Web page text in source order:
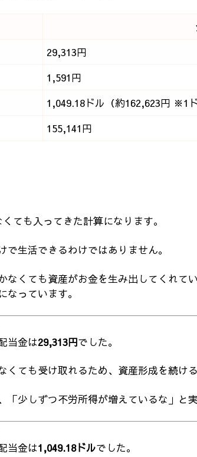
29,313円
1,591円
1,049.18ドル（約162,623円 ※1ド
155,141円
ても入ってきた計算になります。
で生活できるわけではありません。
なくても資産がお金を生み出してくれて
っています。
当金は29,313円でした。
くても受け取れるため、資産形成を続け
「少しずつ不労所得が増えているな」と実
当金は1,049.18ドルでした。